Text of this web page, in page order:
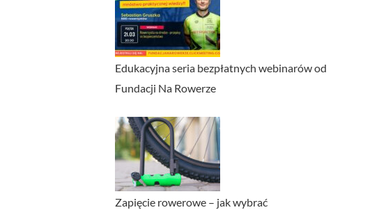
Edukacyjna seria bezpłatnych webinarów od
Fundacji Na Rowerze
Zapięcie rowerowe – jak wybrać